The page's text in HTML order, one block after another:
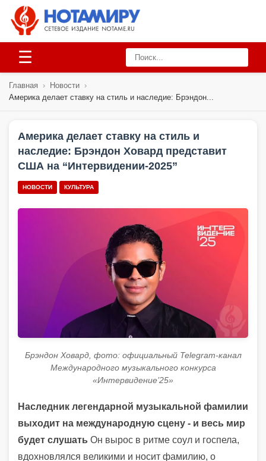
☰
Главная › Новости ›
Америка делает ставку на стиль и наследие: Брэндон...
Америка делает ставку на стиль и
наследие: Брэндон Ховард представит
США на “Интервидении-2025”
НОВОСТИ КУЛЬТУРА
Брэндон Ховард, фото: официальный Telegram-канал
Международного музыкального конкурса
«Интервидение’25»
Наследник легендарной музыкальной фамилии
выходит на международную сцену - и весь мир
будет слушать Он вырос в ритме соул и госпела,
вдохновлялся великими и носит фамилию, о